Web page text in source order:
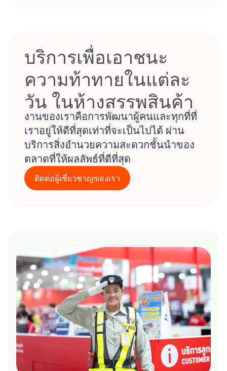
บริการเพื่อเอาชนะ
ความท้าทายในแต่ละ
วัน ในห้างสรรพสินค้า
งานของเราคือการพัฒนาผู้คนและทุกที่ที่
เราอยู่ให้ดีที่สุดเท่าที่จะเป็นไปได้ ผ่าน
บริการสิ่งอำนวยความสะดวกชั้นนำของ
ตลาดที่ให้ผลลัพธ์ที่ดีที่สุด
ติดต่อผู้เชี่ยวชาญของเรา